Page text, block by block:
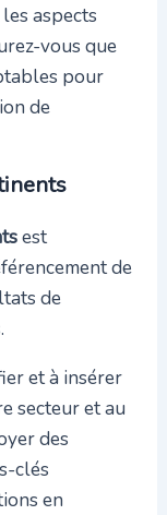
aspects
vous que
pour
de
est
de
de
et à insérer
secteur et au
des
clés
en